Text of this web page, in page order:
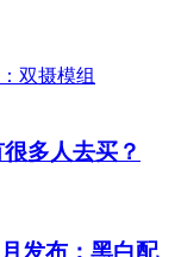
多人去买？
发布：黑白配